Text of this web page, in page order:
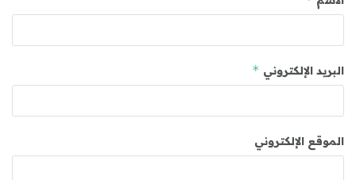
البريد الإلكتروني *
الموقع الإلكتروني